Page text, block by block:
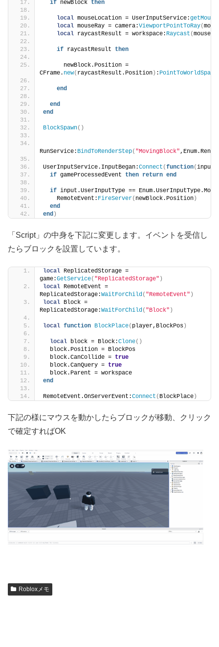
if newBlock then
local mouseLocation = UserInputService:
local mouseRay = camera:ViewportPointToRay(
local raycastResult = workspace: Raycast (
if raycastResult then
      newBlock.Position =
CFrame. new( raycastResult.Position) : PointToWorldSpace
end
end
end
BlockSpawn()
RunService: BindToRenderStep( "MovingBlock"
UserInputService.InputBegan:Connect (function(input,
if gameProcessedEvent then return end
if input.UserInputType ==
    RemoteEvent:
FireServer( newBlock.Position)
end
end )
「Script」の中身を下記に変更します。イベントを受信し
たらブロックを設置しています。
local ReplicatedStorage =
game:GetService( "ReplicatedStorage" )
local RemoteEvent =
ReplicatedStorage:WaitForChild( "RemoteEvent" )
local Block =
ReplicatedStorage:WaitForChild( "Block" )
local function BlockPlace( player,BlockPos )
local block = Block:Clone()
  block.Position = BlockPos
  block.CanCollide =
true
  block.CanQuery =
true
  block.Parent = workspace
end
RemoteEvent.OnServerEvent:Connect ( BlockPlace )
下記の様にマウスを動かしたらブロックが移動、クリック
で確定すればOK
Robloxメモ